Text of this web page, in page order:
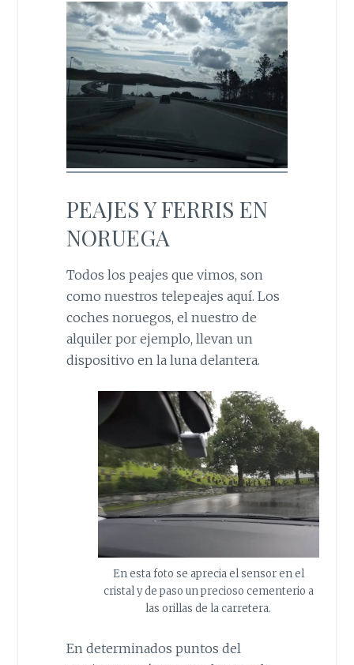
PEAJES Y FERRIS EN
NORUEGA
Todos los peajes que vimos, son
como nuestros telepeajes aquí. Los
coches noruegos, el nuestro de
alquiler por ejemplo, llevan un
dispositivo en la luna delantera.
En esta foto se aprecia el sensor en el
cristal y de paso un precioso cementerio a
las orillas de la carretera.
En determinados puntos del